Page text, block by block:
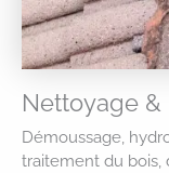
Nettoyage &
Démoussage,
traitement du bois,